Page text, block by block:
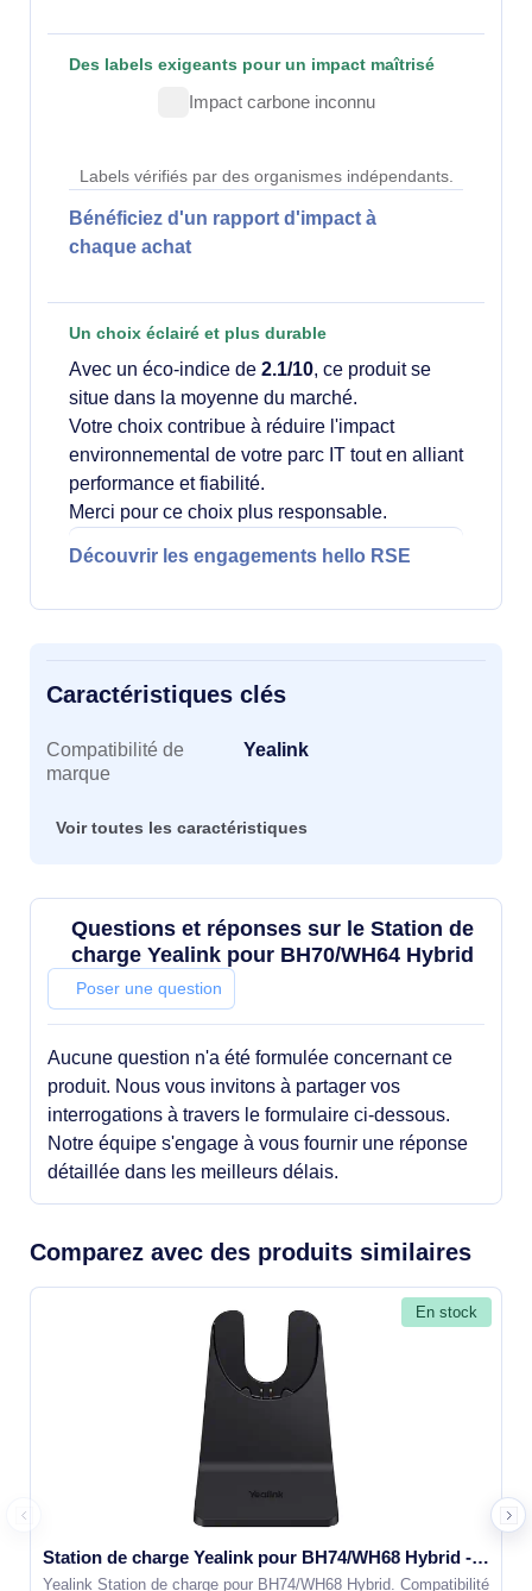
Des labels exigeants pour un impact maîtrisé
Impact carbone inconnu
Labels vérifiés par des organismes indépendants.
Bénéficiez d'un rapport d'impact à
chaque achat
Un choix éclairé et plus durable
Avec un éco-indice de 2.1/10, ce produit se
situe dans la moyenne du marché.
Votre choix contribue à réduire l'impact
environnemental de votre parc IT tout en alliant
performance et fiabilité.
Merci pour ce choix plus responsable.
Découvrir les engagements hello RSE
Caractéristiques clés
Caractéristiques clés
Compatibilité de
marque
Yealink
Voir toutes les caractéristiques
Questions et réponses sur le Station de
charge Yealink pour BH70/WH64 Hybrid
Poser une question
Aucune question n'a été formulée concernant ce
produit. Nous vous invitons à partager vos
interrogations à travers le formulaire ci-dessous.
Notre équipe s'engage à vous fournir une réponse
détaillée dans les meilleurs délais.
Comparez avec des produits similaires
En stock
Station de charge Yealink pour BH74/WH68 Hybrid - 1308146
Yealink Station de charge pour BH74/WH68 Hybrid. Compatibilité